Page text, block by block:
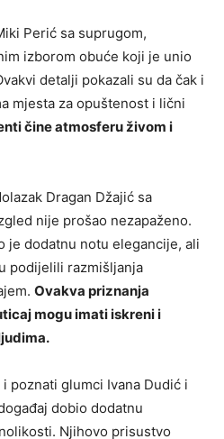
Perić sa suprugom,
izborom obuće koji je unio
detalji pokazali su da čak i
mjesta za opuštenost i lični
čine atmosferu živom i
Dragan Džajić sa
nije prošao nezapaženo.
je dodatnu notu elegancije, ali
podijelili razmišljanja
Ovakva priznanja
mogu imati iskreni i
poznati glumci Ivana Dudić i
dobio dodatnu
Njihovo prisustvo